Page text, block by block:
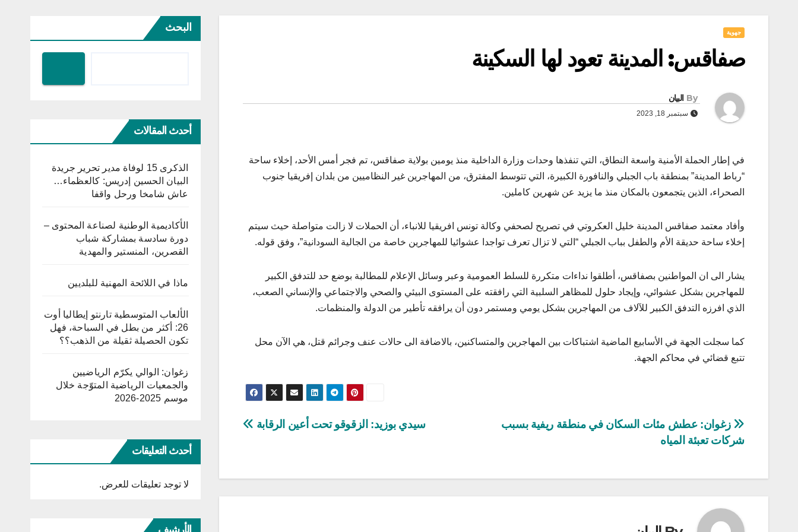
جهوية
صفاقس: المدينة تعود لها السكينة
By البيان
سبتمبر 18, 2023
في إطار الحملة الأمنية واسعة النطاق، التي تنفذها وحدات وزارة الداخلية منذ يومين بولاية صفاقس، تم فجر أمس الأحد، إخلاء ساحة
“رباط المدينة” بمنطقة باب الجبلي والنافورة الكبيرة، التي تتوسط المفترق، من المهاجرين غير النظاميين من بلدان إفريقيا جنوب
الصحراء، الذين يتجمعون بالمكان منذ ما يزيد عن شهرين كاملين.
وأفاد معتمد صفاقس المدينة خليل العكروتي في تصريح لصحفي وكالة تونس افريقيا للانباء، أن الحملات لا زالت متواصلة حيث سيتم
إخلاء ساحة حديقة الأم والطفل بباب الجبلي “التي لا تزال تعرف تواجدا عشوائيا للمهاجرين خاصة من الجالية السودانية”، وفق قوله.
يشار الى ان المواطنين بصفاقس، أطلقوا نداءات متكررة للسلط العمومية وعبر وسائل الإعلام للمطالبة بوضع حد للتدفق الكبير
للمهاجرين بشكل عشوائي، وإيجاد حلول للمظاهر السلبية التي رافقته على المستوى البيئي والصحي والاجتماعي والإنساني الصعب،
الذي افرزه التدفق الكبير للآلاف من المهاجرين بشكل يومي ومستمر دون أن يرافقه تأطير من الدولة والمنظمات.
كما سجلت الجهة في الأسابيع الماضية اشتباكات بين المهاجرين والمتساكنين، بالاضافة الى حالات عنف وجرائم قتل، هي الآن محل
تتبع قضائي في محاكم الجهة.
تصفّح
المقالات
سيدي بوزيد: الزقوقو تحت أعين الرقابة
زغوان: عطش مئات السكان في منطقة ريفية بسبب
شركات تعبئة المياه
البحث
أحدث المقالات
الذكرى 15 لوفاة مدير تحرير جريدة
البيان الحسين إدريس: كالعظماء…
عاش شامخا ورحل واقفا
الأكاديمية الوطنية لصناعة المحتوى –
دورة سادسة بمشاركة شباب
القصرين، المنستير والمهدية
ماذا في اللائحة المهنية للبلديين
الألعاب المتوسطية تارنتو إيطاليا أوت
26: أكثر من بطل في السباحة، فهل
تكون الحصيلة ثقيلة من الذهب؟؟
زغوان: الوالي يكرّم الرياضيين
والجمعيات الرياضية المتوّجة خلال
موسم 2025-2026
أحدث التعليقات
لا توجد تعليقات للعرض.